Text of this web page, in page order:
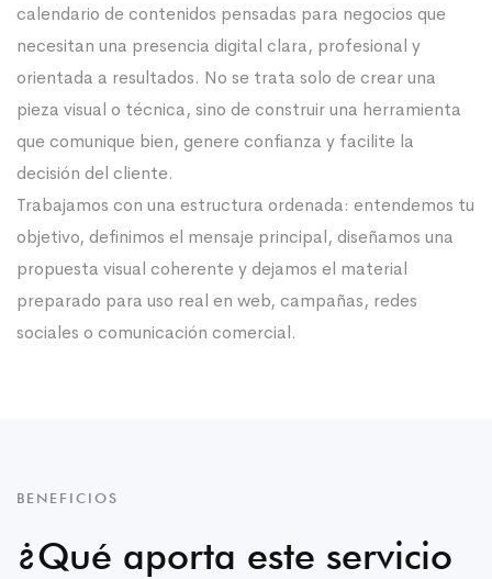
calendario de contenidos pensadas para negocios que
necesitan una presencia digital clara, profesional y
orientada a resultados. No se trata solo de crear una
pieza visual o técnica, sino de construir una herramienta
que comunique bien, genere confianza y facilite la
decisión del cliente.
Trabajamos con una estructura ordenada: entendemos tu
objetivo, definimos el mensaje principal, diseñamos una
propuesta visual coherente y dejamos el material
preparado para uso real en web, campañas, redes
sociales o comunicación comercial.
BENEFICIOS
¿Qué aporta este servicio